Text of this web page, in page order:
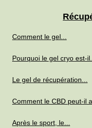
Comment le gel...
Pourquoi le gel cryo est-
Le gel de récupération...
Comment le CBD peut-il
Après le sport, le...